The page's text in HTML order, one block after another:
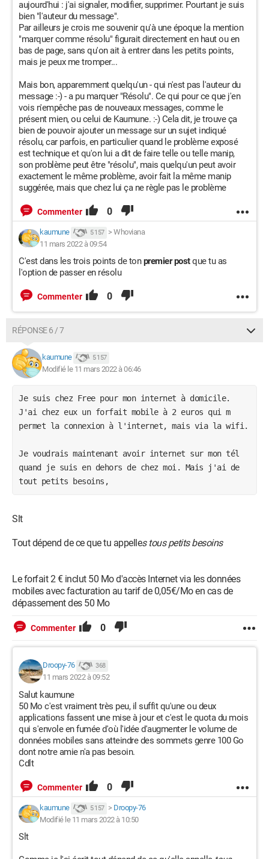
aujourd'hui : j'ai signaler, modifier, supprimer. Pourtant je suis
bien "l'auteur du message".
Par ailleurs je crois me souvenir qu'à une époque la mention
"marquer comme résolu" figurait directement en haut ou en
bas de page, sans qu'on ait à entrer dans les petits points,
mais je peux me tromper...
Mais bon, apparemment quelqu'un - qui n'est pas l'auteur du
message :-) - a pu marquer "Résolu". Ce qui pour ce que j'en
vois n'empêche pas de nouveaux messages, comme le
présent mien, ou celui de Kaumune. :-) Cela dit, je trouve ça
bien de pouvoir ajouter un message sur un sujet indiqué
résolu, car parfois, en particulier quand le problème exposé
est technique et qu'on lui a dit de faire telle ou telle manip,
son problème peut être "résolu", mais quelqu'un peut avoir
exactement le même problème, avoir fait la même manip
suggérée, mais que chez lui ça ne règle pas le problème
Commenter 0
kaumune 5 157 > Whoviana
11 mars 2022 à 09:54
C'est dans les trois points de tonpremier postque tu as
l'option de passer en résolu
Commenter 0
RÉPONSE 6 / 7
kaumune 5 157
Modifié le 11 mars 2022 à 06:46
Je suis chez Free pour mon internet à domicile.
J'ai chez eux un forfait mobile à 2 euros qui m
permet la connexion à l'internet, mais via la wifi.
Je voudrais maintenant avoir internet sur mon tél
quand je suis en dehors de chez moi. Mais j'ai de
tout petits besoins,
Slt
Tout dépend de ce que tu appelles tous petits besoins
Le forfait 2 € inclut 50 Mo d'accès Internet via les données
mobiles avec facturation au tarif de 0,05€/Mo en cas de
dépassement des 50 Mo
Commenter 0
Droopy-76 368
11 mars 2022 à 09:52
Salut kaumune
50 Mo c'est vraiment très peu, il suffit qu'une ou deux
applications fassent une mise à jour et c'est le quota du mois
qui s'envole en fumée d'où l'idée d'augmenter le volume de
données mobiles sans atteindre des sommets genre 100 Go
dont notre amie n'a pas besoin.
Cdlt
Commenter 0
kaumune 5 157 > Droopy-76
Modifié le 11 mars 2022 à 10:50
Slt